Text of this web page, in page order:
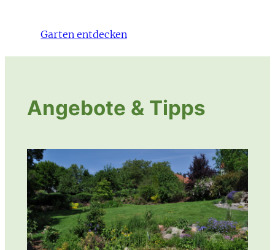
Garten entdecken
Angebote & Tipps